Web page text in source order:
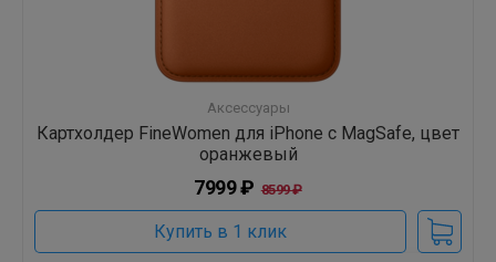
Аксессуары
Картхолдер FineWomen для iPhone с MagSafe, цвет
оранжевый
7999 ₽ 8599 ₽
Купить в 1 клик